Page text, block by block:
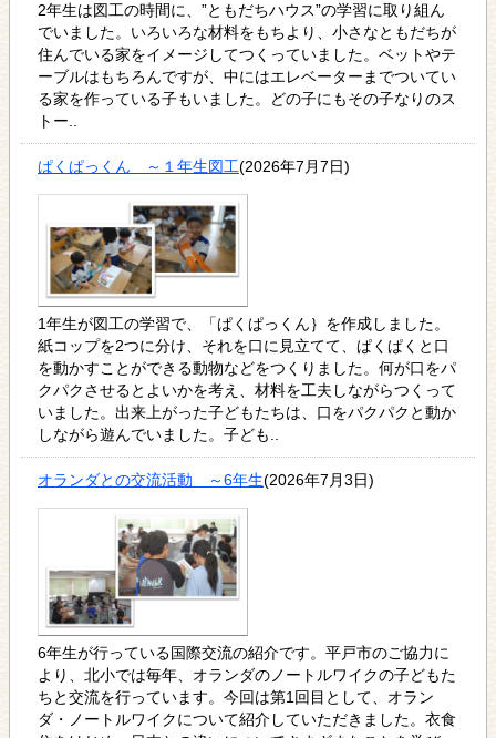
2年生は図工の時間に、”ともだちハウス”の学習に取り組ん
でいました。いろいろな材料をもちより、小さなともだちが
住んでいる家をイメージしてつくっていました。ベットやテ
ーブルはもちろんですが、中にはエレベーターまでついてい
る家を作っている子もいました。どの子にもその子なりのス
トー..
ぱくぱっくん ～１年生図工(2026年7月7日)
1年生が図工の学習で、「ぱくぱっくん｝を作成しました。
紙コップを2つに分け、それを口に見立てて、ぱくぱくと口
を動かすことができる動物などをつくりました。何が口をパ
クパクさせるとよいかを考え、材料を工夫しながらつくって
いました。出来上がった子どもたちは、口をパクパクと動か
しながら遊んでいました。子ども..
オランダとの交流活動 ～6年生(2026年7月3日)
6年生が行っている国際交流の紹介です。平戸市のご協力に
より、北小では毎年、オランダのノートルワイクの子どもた
ちと交流を行っています。今回は第1回目として、オラン
ダ・ノートルワイクについて紹介していただきました。衣食